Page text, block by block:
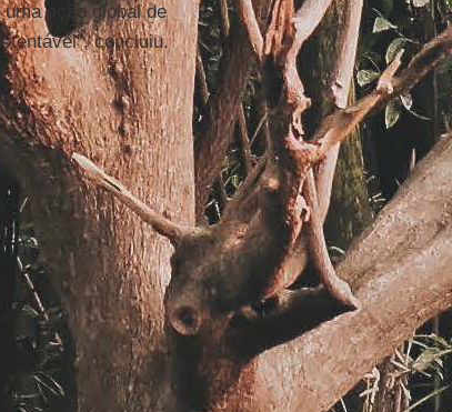
ação global de
concluiu.